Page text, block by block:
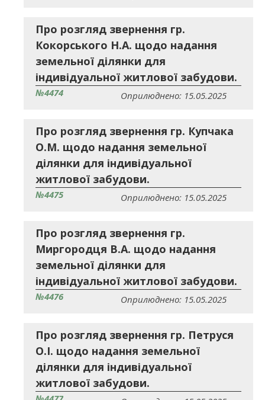
Про розгляд звернення гр.
Кокорського Н.А. щодо надання
земельної ділянки для
індивідуальної житлової забудови.
№4474 Оприлюднено: 15.05.2025
Про розгляд звернення гр. Купчака
О.М. щодо надання земельної
ділянки для індивідуальної
житлової забудови.
№4475 Оприлюднено: 15.05.2025
Про розгляд звернення гр.
Миргородця В.А. щодо надання
земельної ділянки для
індивідуальної житлової забудови.
№4476 Оприлюднено: 15.05.2025
Про розгляд звернення гр. Петруся
О.І. щодо надання земельної
ділянки для індивідуальної
житлової забудови.